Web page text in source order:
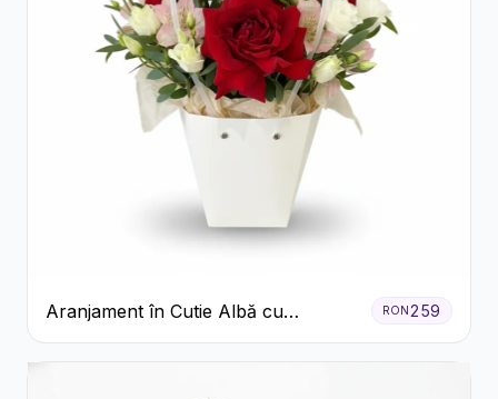
Aranjament în Cutie Albă cu
Trandafiri Roșii și Lisianthus
RON 259